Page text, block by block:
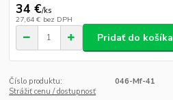
34 €/ks
27,64 € bez DPH
Pridať do košíka
Číslo produktu:
046-Mf-41
Strážiť cenu / dostupnosť